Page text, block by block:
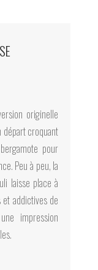
originelle
départ croquant
pour
Peu à peu, la
laisse place à
addictives de
impression